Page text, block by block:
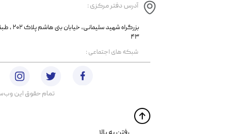
آدرس دفتر مرکزی :
​​بزرگراه شهید
۴۳
تمام حقوق اين
​شبکه های اجتماعی :